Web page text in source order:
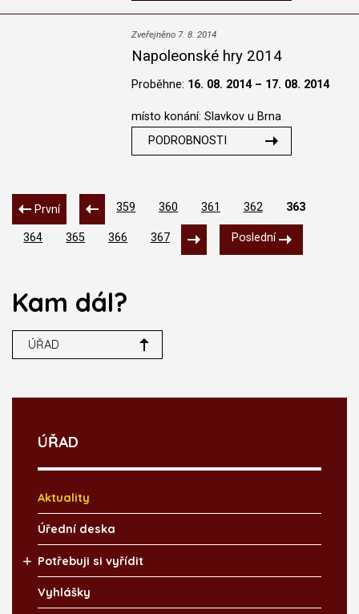
Zveřejněno 7. 8. 2014
Napoleonské hry 2014
Proběhne: 16. 08. 2014 – 17. 08. 2014
místo konání: Slavkov u Brna
PODROBNOSTI
První 359 360 361 362 363
364 365 366 367 Poslední
Kam dál?
ÚŘAD
ÚŘAD
Aktuality
Úřední deska
Potřebuji si vyřídit
Vyhlášky